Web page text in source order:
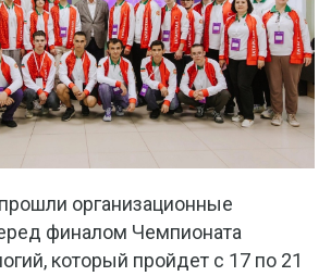
организационные
финалом Чемпионата
который пройдет с 17 по 21